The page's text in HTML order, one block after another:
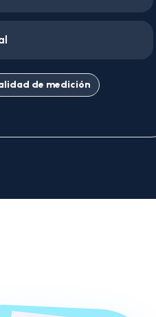
de medición